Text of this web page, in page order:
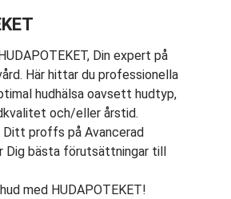
Din expert på
Här hittar du professionella
hudhälsa oavsett hudtyp,
och/eller årstid.
Ditt proffs på Avancerad
Dig bästa förutsättningar till
med HUDAPOTEKET!